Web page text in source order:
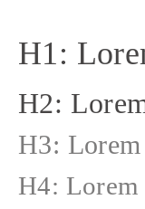
H1:
H2:
H3:
H4: